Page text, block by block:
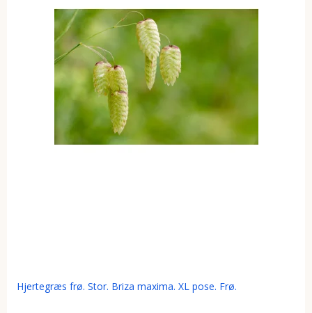
Hjertegræs frø. Stor. Briza maxima. XL pose. Frø.